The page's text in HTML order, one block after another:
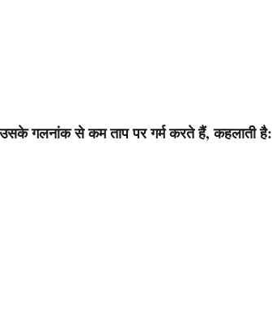
गलनांक से कम ताप पर गर्म करते हैं, कहलाती है: